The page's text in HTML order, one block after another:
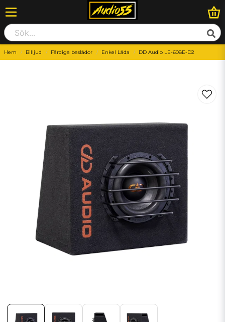
Hem Billjud Färdiga baslådor Enkel Låda DD Audio LE-608E-D2